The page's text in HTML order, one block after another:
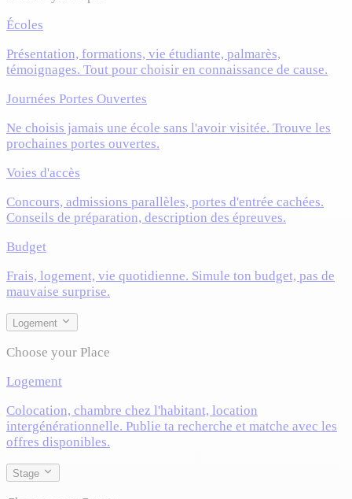
Écoles
Présentation, formations, vie étudiante, palmarès,
témoignages. Tout pour choisir en connaissance de cause.
Journées Portes Ouvertes
Ne choisis jamais une école sans l'avoir visitée. Trouve les
prochaines portes ouvertes.
Voies d'accès
Concours, admissions parallèles, portes d'entrée cachées.
Conseils de préparation, description des épreuves.
Budget
Frais, logement, vie quotidienne. Simule ton budget, pas de
mauvaise surprise.
Logement
Choose your Place
Logement
Colocation, chambre chez l'habitant, location
intergénérationnelle. Publie ta recherche et matche avec les
offres disponibles.
Stage